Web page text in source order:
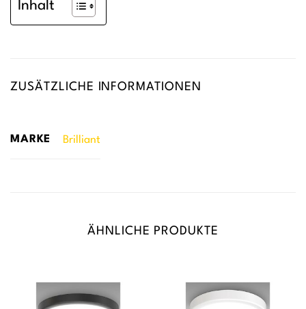
Inhalt
ZUSÄTZLICHE INFORMATIONEN
MARKE Brilliant
ÄHNLICHE PRODUKTE